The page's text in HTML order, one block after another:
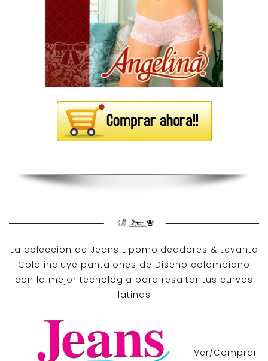
La coleccion de Jeans Lipomoldeadores & Levanta
Cola incluye pantalones de Diseño colombiano
con la mejor tecnologia para resaltar tus curvas
latinas
Ver/Comprar